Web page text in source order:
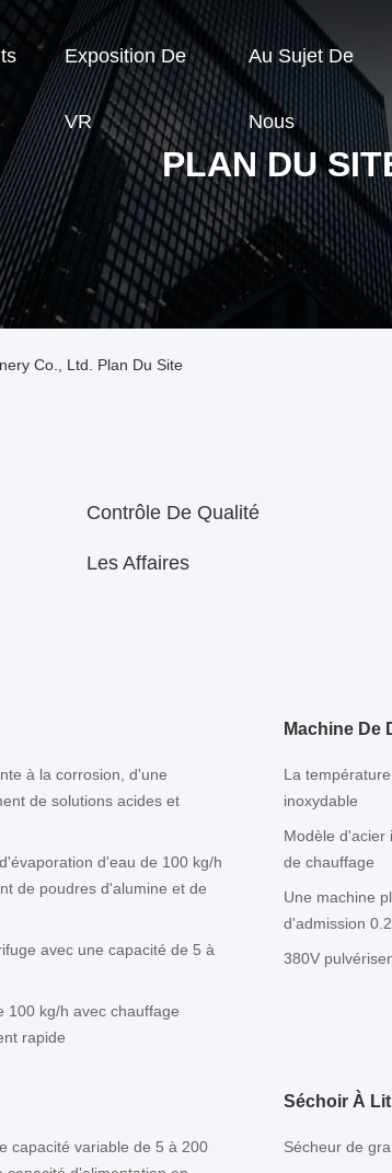
Exposition De
VR
Au Sujet De
Nous
PLAN DU
Co., Ltd. Plan Du Site
Contrôle De Qualité
Les Affaires
à la corrosion, d'une
de solutions acides et
d'eau de 100 kg/h
de poudres d'alumine et de
avec une capacité de 5 à
100 kg/h avec chauffage
rapide
Machine De
La
inoxydable
Modèle d'acier
de chauffage
Une machine
d'admission
380V
capacité variable de 5 à 200
Séchoir À
Sécheur de